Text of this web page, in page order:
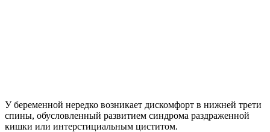
У беременной нередко возникает дискомфорт в нижней трети
спины, обусловленный развитием синдрома раздраженной
кишки или интерстициальным циститом.